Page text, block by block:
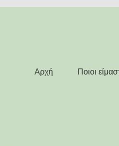
Αρχή Ποιοι